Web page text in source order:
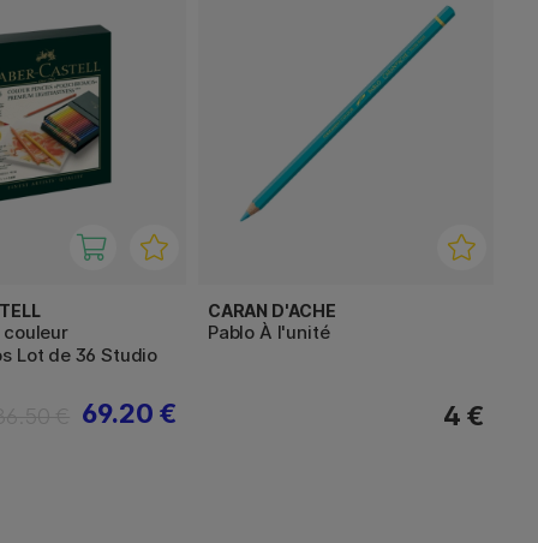
Lot de 36 Studio
69.20 €
CARAN D'ACHE
Pablo À l'unité
4 €